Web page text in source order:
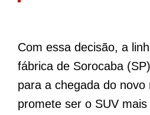
Com essa decisão, a
fábrica de Sorocaba
para a chegada do novo
promete ser o SUV